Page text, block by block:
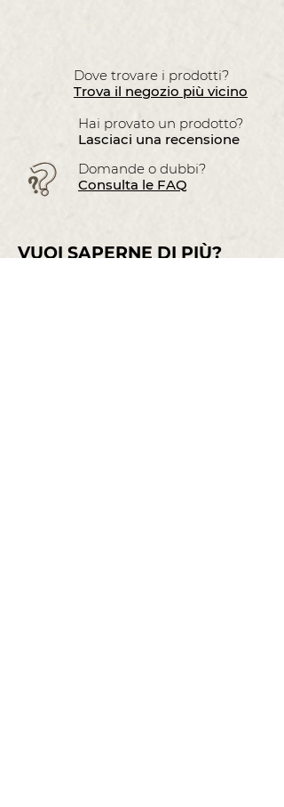
Dove trovare i prodotti?
Trova il negozio più vicino
Hai provato un prodotto?
Lasciaci una recensione
Domande o dubbi?
Consulta le FAQ
VUOI SAPERNE DI PIÙ?